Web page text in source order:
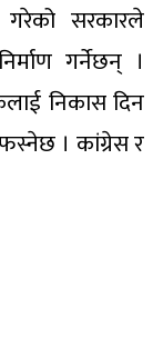
गरेको सरकारले
गर्नेछन् ।
निकास दिन
। कांग्रेस र